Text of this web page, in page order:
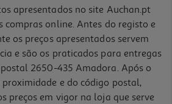
apresentados no site Auchan.pt
compras online. Antes do registo e
os preços apresentados servem
e são os praticados para entregas
2650-435 Amadora. Após o
e do código postal,
preços em vigor na loja que serve